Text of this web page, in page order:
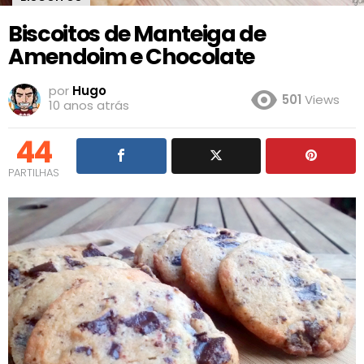
Biscoitos de Manteiga de
Amendoim e Chocolate
por Hugo
10 anos atrás
501 Views
44
PARTILHAS